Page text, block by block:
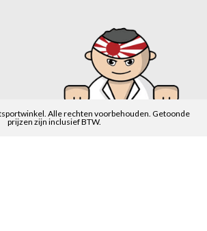
Alle rechten voorbehouden. Getoonde
prijzen zijn inclusief BTW.